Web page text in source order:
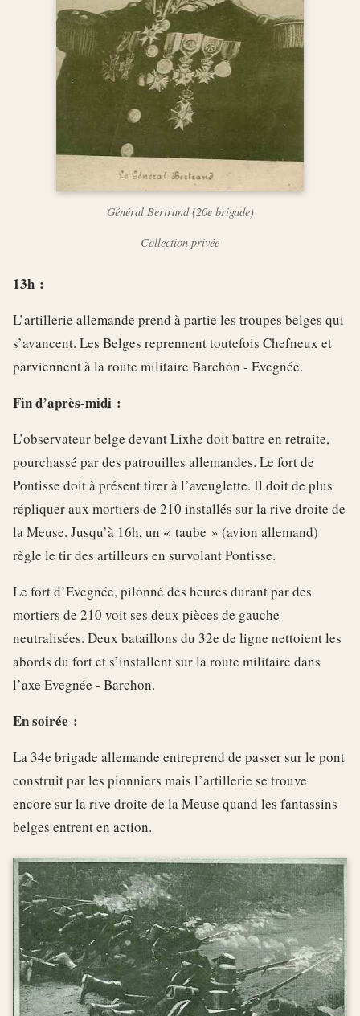
Général Bertrand (20e brigade)
Collection privée
13h :
L’artillerie allemande prend à partie les troupes belges qui
s’avancent. Les Belges reprennent toutefois Chefneux et
parviennent à la route militaire Barchon - Evegnée.
Fin d’après-midi :
L’observateur belge devant Lixhe doit battre en retraite,
pourchassé par des patrouilles allemandes. Le fort de
Pontisse doit à présent tirer à l’aveuglette. Il doit de plus
répliquer aux mortiers de 210 installés sur la rive droite de
la Meuse. Jusqu’à 16h, un « taube » (avion allemand)
règle le tir des artilleurs en survolant Pontisse.
Le fort d’Evegnée, pilonné des heures durant par des
mortiers de 210 voit ses deux pièces de gauche
neutralisées. Deux bataillons du 32e de ligne nettoient les
abords du fort et s’installent sur la route militaire dans
l’axe Evegnée - Barchon.
En soirée :
La 34e brigade allemande entreprend de passer sur le pont
construit par les pionniers mais l’artillerie se trouve
encore sur la rive droite de la Meuse quand les fantassins
belges entrent en action.